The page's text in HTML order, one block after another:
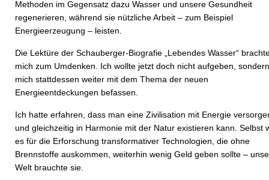
Methoden im Gegensatz dazu Wasser und unsere Gesundheit
regenerieren, während sie nützliche Arbeit – zum Beispiel
Energieerzeugung – leisten.
Die Lektüre der Schauberger-Biografie „Lebendes Wasser“
mich zum Umdenken. Ich wollte jetzt doch nicht aufgeben, sondern
mich stattdessen weiter mit dem Thema der neuen
Energieentdeckungen befassen.
Ich hatte erfahren, dass man eine Zivilisation mit Energie
und gleichzeitig in Harmonie mit der Natur existieren kann. Selbst
es für die Erforschung transformativer Technologien, die ohne
Brennstoffe auskommen, weiterhin wenig Geld geben sollte –
Welt brauchte sie.